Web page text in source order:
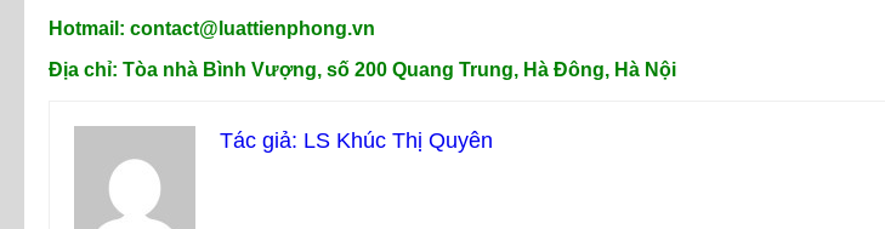
Hotmail: contact@luattienphong.vn
Địa chỉ: Tòa nhà Bình Vượng, số 200 Quang Trung, Hà Đông, Hà Nội
Tác giả: LS Khúc Thị Quyên